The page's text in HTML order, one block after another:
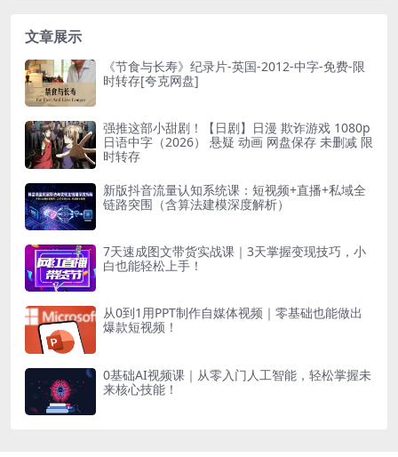
文章展示
《节食与长寿》纪录片-英国-2012-中字-免费-限
时转存[夸克网盘]
强推这部小甜剧！【日剧】日漫 欺诈游戏 1080p
日语中字（2026） 悬疑 动画 网盘保存 未删减 限
时转存
新版抖音流量认知系统课：短视频+直播+私域全
链路突围（含算法建模深度解析）
7天速成图文带货实战课｜3天掌握变现技巧，小
白也能轻松上手！
从0到1用PPT制作自媒体视频｜零基础也能做出
爆款短视频！
0基础AI视频课｜从零入门人工智能，轻松掌握未
来核心技能！